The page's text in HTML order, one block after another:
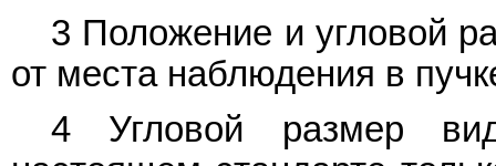
3 Положение и угловой
от места наблюдения в
4 Угловой размер